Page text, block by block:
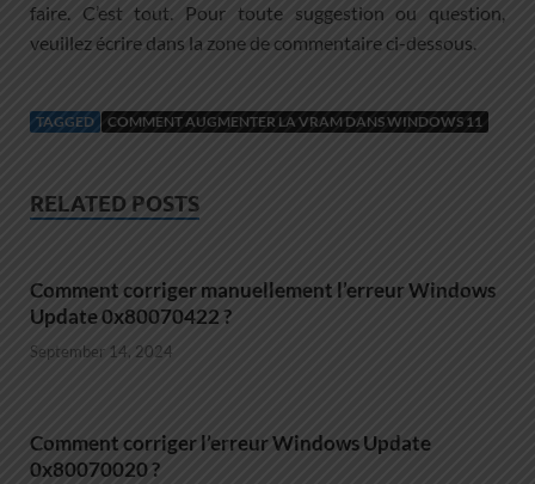
faire. C’est tout. Pour toute suggestion ou question,
veuillez écrire dans la zone de commentaire ci-dessous.
TAGGED COMMENT AUGMENTER LA VRAM DANS WINDOWS 11
RELATED POSTS
Comment corriger manuellement l’erreur Windows
Update 0x80070422 ?
September 14, 2024
Comment corriger l’erreur Windows Update
0x80070020 ?